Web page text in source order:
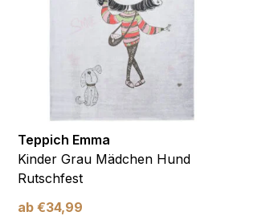
Teppich Emma
Kinder Grau Mädchen Hund
Rutschfest
ab €34,99